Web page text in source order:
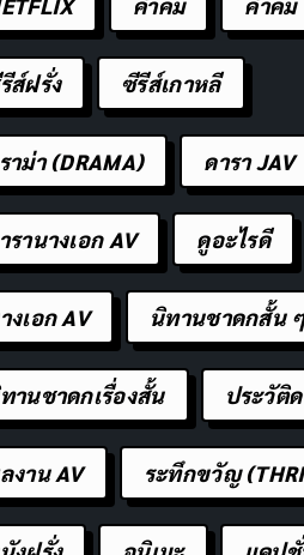
ส์ฝรั่ง ซีรีส์เกาหลี
าม่า (DRAMA) ดารา JAV
รานางเอก AV ดูอะไรดี
งเอก AV นิทานชาดกสั้น
านชาดกเรื่องสั้น ประวัติ
งาน AV ระทึกขวัญ